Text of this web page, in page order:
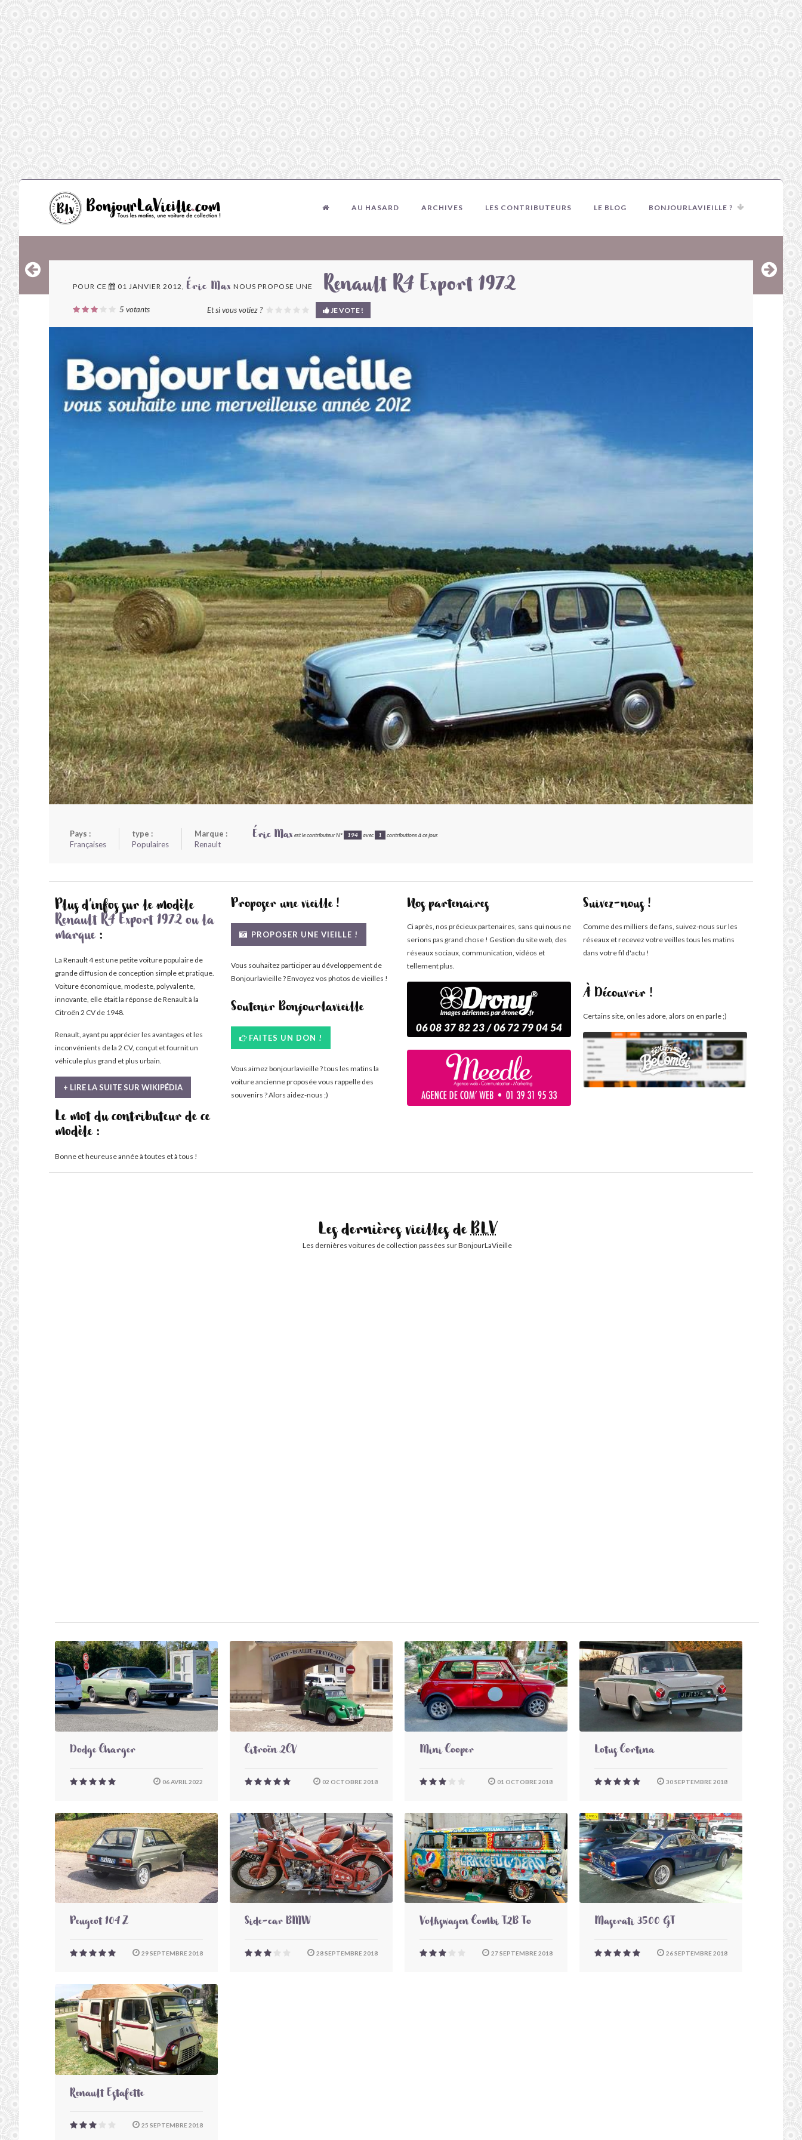
AU HASARD ARCHIVES LES CONTRIBUTEURS LE BLOG BONJOURLAVIEILLE ?
POUR CE 01 JANVIER 2012, Éric Max NOUS PROPOSE UNE Renault R4 Export 1972
5 votants Et si vous votiez ? JE VOTE !
Pays :
Françaises
type :
Populaires
Marque :
Renault
Éric Max est le contributeur N° 194 avec 1 contributions à ce jour.
Plus d'infos sur le modèle
Renault R4 Export 1972 ou la
marque:
La Renault 4 est une petite voiture populaire de
grande diffusion de conception simple et pratique.
Voiture économique, modeste, polyvalente,
innovante, elle était la réponse de Renault à la
Citroën 2 CV de 1948.
Renault, ayant pu apprécier les avantages et les
inconvénients de la 2 CV, conçut et fournit un
véhicule plus grand et plus urbain.
+ LIRE LA SUITE SUR WIKIPÉDIA
Le mot du contributeur de ce
modèle :
Bonne et heureuse année à toutes et à tous !
Proposer une vieille !
PROPOSER UNE VIEILLE !
Vous souhaitez participer au développement de
Bonjourlavieille ? Envoyez vos photos de vieilles !
Soutenir Bonjourlavieille
FAITES UN DON !
Vous aimez bonjourlavieille ? tous les matins la
voiture ancienne proposée vous rappelle des
souvenirs ? Alors aidez-nous ;)
Nos partenaires
Ci après, nos précieux partenaires, sans qui nous ne
serions pas grand chose ! Gestion du site web, des
réseaux sociaux, communication, vidéos et
tellement plus.
Suivez-nous !
Comme des milliers de fans, suivez-nous sur les
réseaux et recevez votre veilles tous les matins
dans votre fil d'actu !
À Découvrir !
Certains site, on les adore, alors on en parle ;)
Les dernières vieilles deBLV
Les dernières voitures de collection passées sur BonjourLaVieille
Dodge Charger
06 AVRIL 2022
Citroën 2CV
02 OCTOBRE 2018
Mini Cooper
01 OCTOBRE 2018
Lotus Cortina
30 SEPTEMBRE 2018
Peugeot 104 Z
29 SEPTEMBRE 2018
Side-car BMW
28 SEPTEMBRE 2018
Volkswagen Combi T2B To
27 SEPTEMBRE 2018
Maserati 3500 GT
26 SEPTEMBRE 2018
Renault Estafette
25 SEPTEMBRE 2018